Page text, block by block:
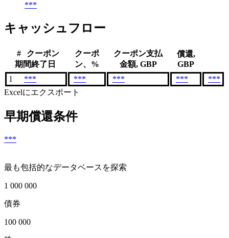
***
キャッシュフロー
#
クーポン
期間終了日
クーポ
ン、%
クーポン支払
金額, GBP
償還,
GBP
1
*** *** *** ***
***
Excelにエクスポート
早期償還条件
***
最も包括的なデータベースを探索
1 000 000
債券
100 000